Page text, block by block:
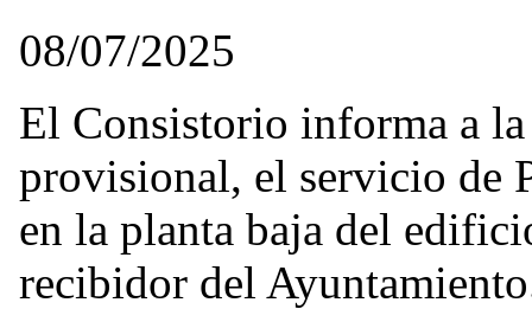
08/07/2025
El Consistorio informa a
provisional, el servicio de
en la planta baja del
recibidor del